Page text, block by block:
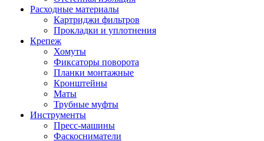
Расходные материалы
Картриджи фильтров
Прокладки и уплотнения
Крепеж
Хомуты
Фиксаторы поворота
Планки монтажные
Кронштейны
Маты
Трубные муфты
Инструменты
Пресс-машины
Фаскосниматели